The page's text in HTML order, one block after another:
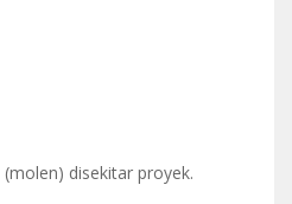
disekitar proyek.